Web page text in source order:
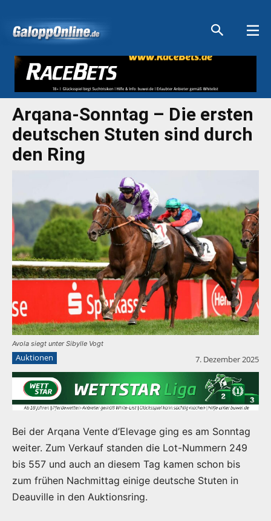
Arqana-Sonntag – Die ersten
deutschen Stuten sind durch
den Ring
Avola siegt unter Sibylle Vogt
Auktionen 7. Dezember 2025
Bei der Arqana Vente d’Elevage ging es am Sonntag
weiter. Zum Verkauf standen die Lot-Nummern 249
bis 557 und auch an diesem Tag kamen schon bis
zum frühen Nachmittag einige deutsche Stuten in
Deauville in den Auktionsring.